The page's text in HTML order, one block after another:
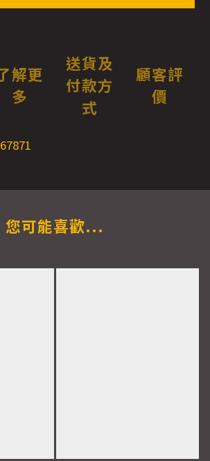
解更
多
送貨及
付款方
式
顧客評
價
您可能喜歡...